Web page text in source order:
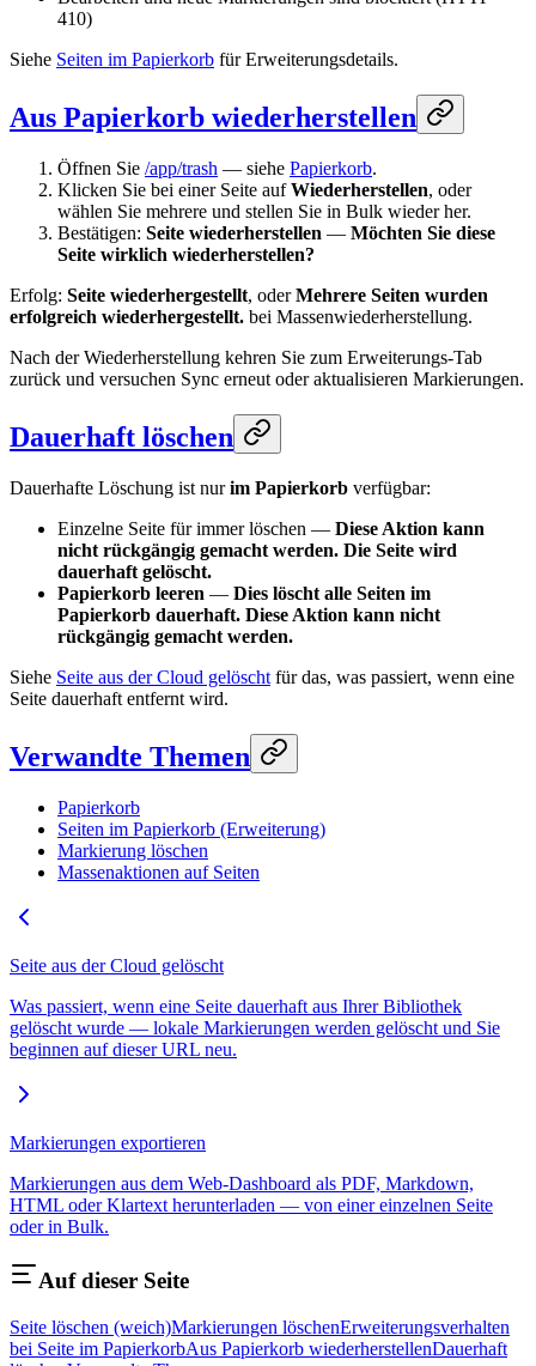
410)
Siehe Seiten im Papierkorb für Erweiterungsdetails.
Aus Papierkorb wiederherstellen
Öffnen Sie /app/trash — siehe Papierkorb.
Klicken Sie bei einer Seite aufWiederherstellen, oder
wählen Sie mehrere und stellen Sie in Bulk wieder her.
Bestätigen: Seite wiederherstellen — Möchten Sie diese
Seite wirklich wiederherstellen?
Erfolg: Seite wiederhergestellt, oderMehrere Seiten wurden
erfolgreich wiederhergestellt. bei Massenwiederherstellung.
Nach der Wiederherstellung kehren Sie zum Erweiterungs-Tab
zurück und versuchen Sync erneut oder aktualisieren Markierungen.
Dauerhaft löschen
Dauerhafte Löschung ist nurim Papierkorb verfügbar:
Einzelne Seite für immer löschen — Diese Aktion kann
nicht rückgängig gemacht werden. Die Seite wird
dauerhaft gelöscht.
Papierkorb leeren — Dies löscht alle Seiten im
Papierkorb dauerhaft. Diese Aktion kann nicht
rückgängig gemacht werden.
Siehe Seite aus der Cloud gelöscht für das, was passiert, wenn eine
Seite dauerhaft entfernt wird.
Verwandte Themen
Papierkorb
Seiten im Papierkorb (Erweiterung)
Markierung löschen
Massenaktionen auf Seiten
Seite aus der Cloud gelöscht
Was passiert, wenn eine Seite dauerhaft aus Ihrer Bibliothek
gelöscht wurde — lokale Markierungen werden gelöscht und Sie
beginnen auf dieser URL neu.
Markierungen exportieren
Markierungen aus dem Web-Dashboard als PDF, Markdown,
HTML oder Klartext herunterladen — von einer einzelnen Seite
oder in Bulk.
Auf dieser Seite
Seite löschen (weich)Markierungen löschenErweiterungsverhalten
bei Seite im PapierkorbAus Papierkorb wiederherstellenDauerhaft